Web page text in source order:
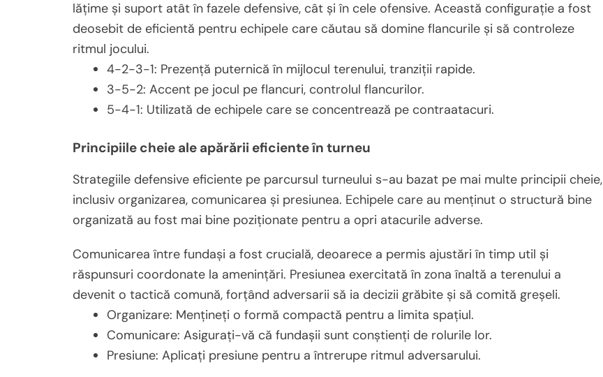
lățime și suport atât în fazele defensive, cât și în cele ofensive. Această configurație a fost
deosebit de eficientă pentru echipele care căutau să domine flancurile și să controleze
ritmul jocului.
4-2-3-1: Prezență puternică în mijlocul terenului, tranziții rapide.
3-5-2: Accent pe jocul pe flancuri, controlul flancurilor.
5-4-1: Utilizată de echipele care se concentrează pe contraatacuri.
Principiile cheie ale apărării eficiente în turneu
Strategiile defensive eficiente pe parcursul turneului s-au bazat pe mai multe principii cheie,
inclusiv organizarea, comunicarea și presiunea. Echipele care au menținut o structură bine
organizată au fost mai bine poziționate pentru a opri atacurile adverse.
Comunicarea între fundași a fost crucială, deoarece a permis ajustări în timp util și
răspunsuri coordonate la amenințări. Presiunea exercitată în zona înaltă a terenului a
devenit o tactică comună, forțând adversarii să ia decizii grăbite și să comită greșeli.
Organizare: Mențineți o formă compactă pentru a limita spațiul.
Comunicare: Asigurați-vă că fundașii sunt conștienți de rolurile lor.
Presiune: Aplicați presiune pentru a întrerupe ritmul adversarului.